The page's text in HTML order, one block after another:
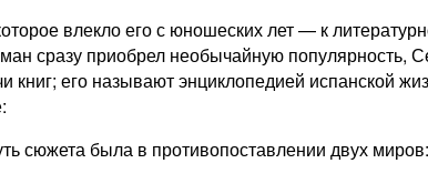
влекло его с юношеских лет — к
сразу приобрел необычайную
книг; его называют энциклопедией испанской
сюжета была в противопоставлении двух